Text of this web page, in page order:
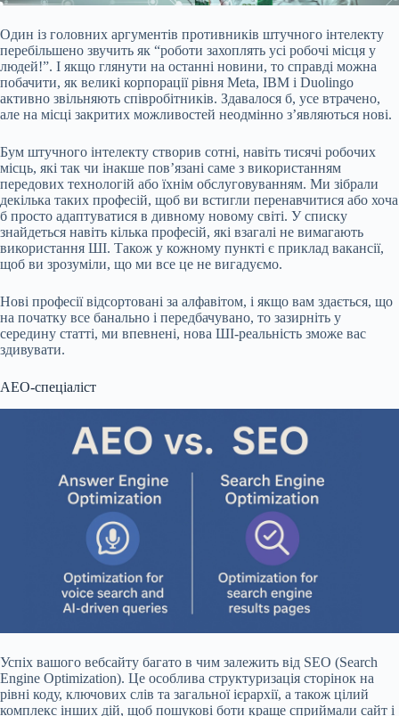
Один із головних аргументів противників штучного інтелекту
перебільшено звучить як “роботи захоплять усі робочі місця у
людей!”. І якщо глянути на останні новини, то справді можна
побачити, як великі корпорації рівня Meta, IBM і Duolingo
активно звільняють співробітників. Здавалося б, усе втрачено,
але на місці закритих можливостей неодмінно з’являються нові.
Бум штучного інтелекту створив сотні, навіть тисячі робочих
місць, які так чи інакше пов’язані саме з використанням
передових технологій або їхнім обслуговуванням. Ми зібрали
декілька таких професій, щоб ви встигли перенавчитися або хоча
б просто адаптуватися в дивному новому світі. У списку
знайдеться навіть кілька професій, які взагалі не вимагають
використання ШІ. Також у кожному пункті є приклад вакансії,
щоб ви зрозуміли, що ми все це не вигадуємо.
Нові професії відсортовані за алфавітом, і якщо вам здається, що
на початку все банально і передбачувано, то зазирніть у
середину статті, ми впевнені, нова ШІ-реальність зможе вас
здивувати.
AEO-спеціаліст
Успіх вашого вебсайту багато в чим залежить від SEO (Search
Engine Optimization). Це особлива структуризація сторінок на
рівні коду, ключових слів та загальної ієрархії, а також цілий
комплекс інших дій, щоб пошукові боти краще сприймали сайт і